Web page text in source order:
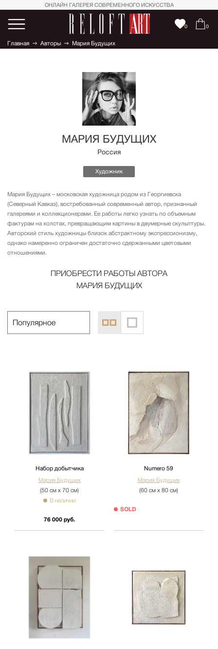
ОНЛАЙН ГАЛЕРЕЯ СОВРЕМЕННОГО ИСКУССТВА
0 0
Главная Авторы Мария Будущих
МАРИЯ БУДУЩИХ
Россия
Художник
Мария Будущих – московская художница родом из Георгиевска
(Северный Кавказ), востребованный современный автор, признанный
галереями и коллекционерами. Ее работы легко узнать по объемным
фактурам на холстах, превращающим картины в двумерные скульптуры.
Авторский стиль художницы близок абстрактному экспрессионизму,
однако намеренно ограничен достаточно сдержанными цветовыми
отношениями.
ПРИОБРЕСТИ РАБОТЫ АВТОРА
МАРИЯ БУДУЩИХ
Набор добытчика
Мария Будущих
(50 см х 70 см)
В наличии
76 000 руб.
Numero 59
Мария Будущих
(60 см х 80 см)
SOLD